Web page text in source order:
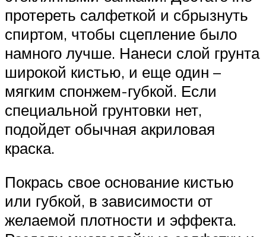
протереть салфеткой и сбрызнуть
спиртом, чтобы сцепление было
намного лучше. Нанеси слой грунта
широкой кистью, и еще один –
мягким спонжем-губкой. Если
специальной грунтовки нет,
подойдет обычная акриловая
краска.
Покрась свое основание кистью
или губкой, в зависимости от
желаемой плотности и эффекта.